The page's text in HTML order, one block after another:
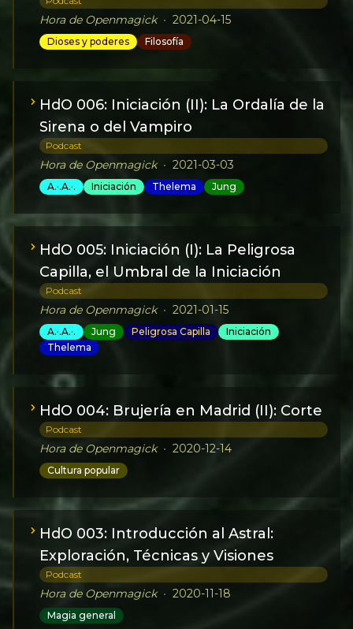
Hora de Openmagick • 2021-04-15
Dioses y poderes Filosofía
HdO 006: Iniciación (II): La Ordalía de la
Sirena o del Vampiro
Podcast
Hora de Openmagick • 2021-03-03
A.·.A.·. Iniciación Thelema Jung
HdO 005: Iniciación (I): La Peligrosa
Capilla, el Umbral de la Iniciación
Podcast
Hora de Openmagick • 2021-01-15
A.·.A.·. Jung Peligrosa Capilla
Iniciación
Thelema
HdO 004: Brujería en Madrid (II): Corte
Podcast
Hora de Openmagick • 2020-12-14
Cultura popular
HdO 003: Introducción al Astral:
Exploración, Técnicas y Visiones
Podcast
Hora de Openmagick • 2020-11-18
Magia general